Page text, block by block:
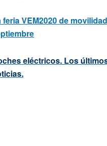
feria VEM2020 de
eléctricos. Los